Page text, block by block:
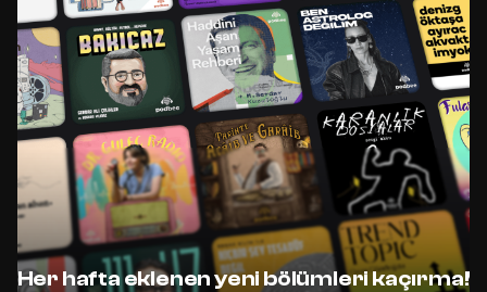
Her hafta eklenen yeni bölümleri kaçırma!